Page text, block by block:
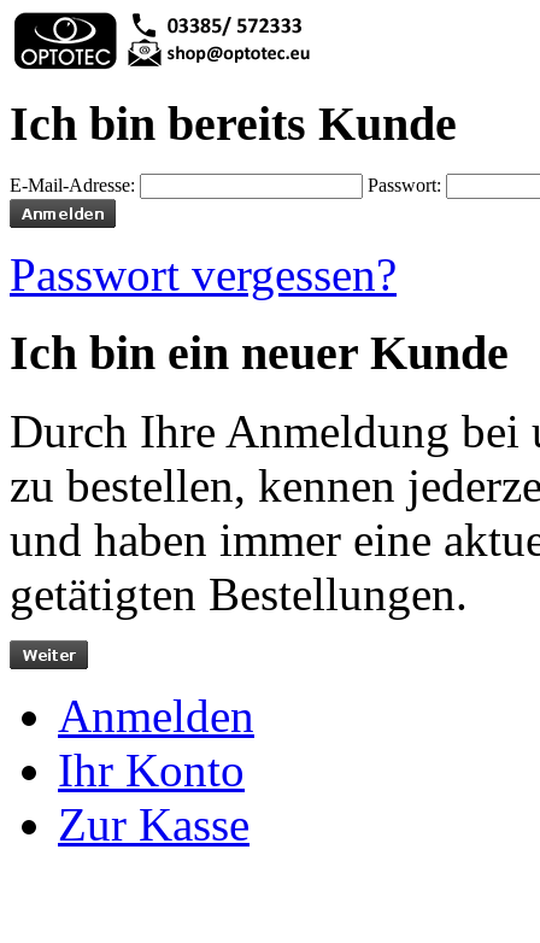
Ich bin bereits Kunde
E-Mail-Adresse: Passwort:
Passwort vergessen?
Ich bin ein neuer Kunde
Durch Ihre Anmeldung bei
zu bestellen, kennen
und haben immer eine
getätigten Bestellungen.
Anmelden
Ihr Konto
Zur Kasse